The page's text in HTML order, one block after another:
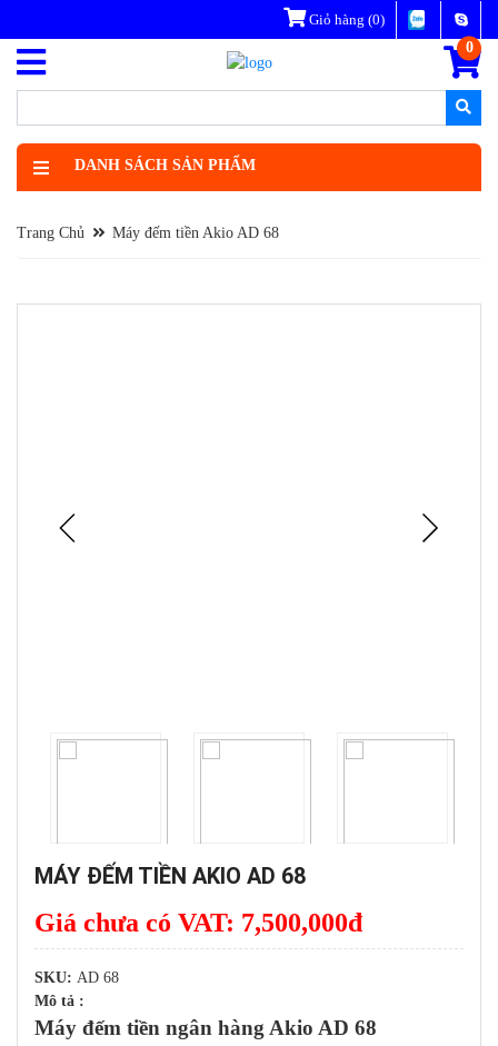
Giỏ hàng (0)
0
DANH SÁCH SẢN PHẨM
Trang Chủ Máy đếm tiền Akio AD 68
MÁY ĐẾM TIỀN AKIO AD 68
Giá chưa có VAT: 7,500,000đ
SKU: AD 68
Mô tả :
Máy đếm tiền ngân hàng Akio AD 68